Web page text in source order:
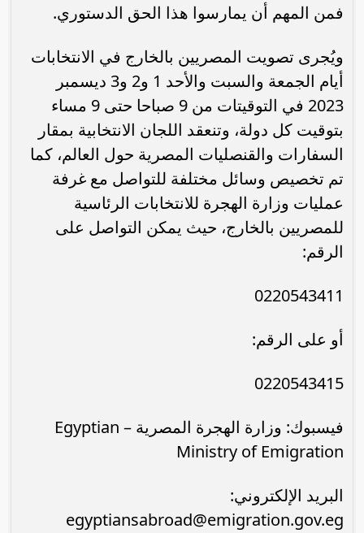
فمن المهم أن يمارسوا هذا الحق الدستوري.
ويُجرى تصويت المصريين بالخارج في الانتخابات
أيام الجمعة والسبت والأحد 1 و2 و3 ديسمبر
2023 في التوقيتات من 9 صباحا حتى 9 مساء
بتوقيت كل دولة، وتنعقد اللجان الانتخابية بمقار
السفارات والقنصليات المصرية حول العالم، كما
تم تخصيص وسائل مختلفة للتواصل مع غرفة
عمليات وزارة الهجرة للانتخابات الرئاسية
للمصريين بالخارج، حيث يمكن التواصل على
الرقم:
0220543411
أو على الرقم:
0220543415
فيسبوك: وزارة الهجرة المصرية – Egyptian
Ministry of Emigration
البريد الإلكتروني:
egyptiansabroad@emigration.gov.eg